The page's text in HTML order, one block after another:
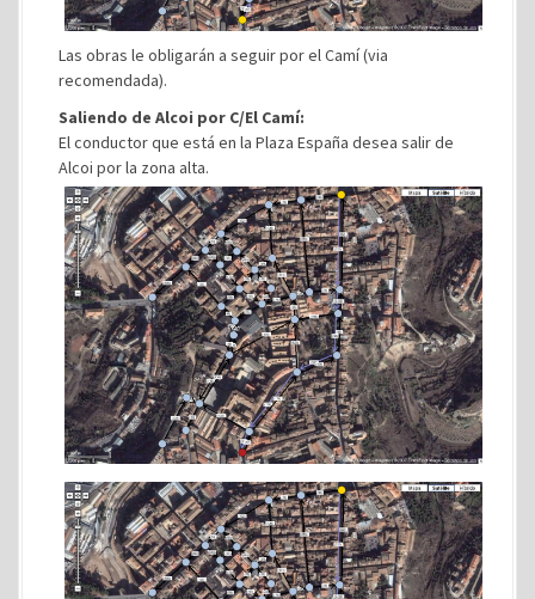
Las obras le obligarán a seguir por el Camí (via
recomendada).
Saliendo de Alcoi por C/El Camí:
El conductor que está en la Plaza España desea salir de
Alcoi por la zona alta.